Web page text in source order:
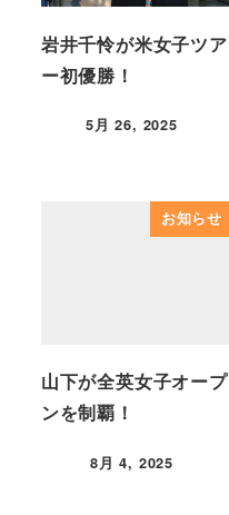
岩井千怜が米女子ツア
ー初優勝！
5月 26, 2025
お知らせ
山下が全英女子オープ
ンを制覇！
8月 4, 2025